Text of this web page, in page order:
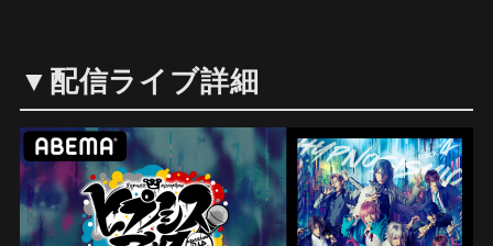
▼配信ライブ詳細